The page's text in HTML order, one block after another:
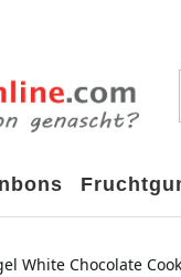
White Chocolate